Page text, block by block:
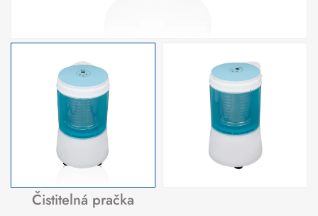
Čistitelná pračka